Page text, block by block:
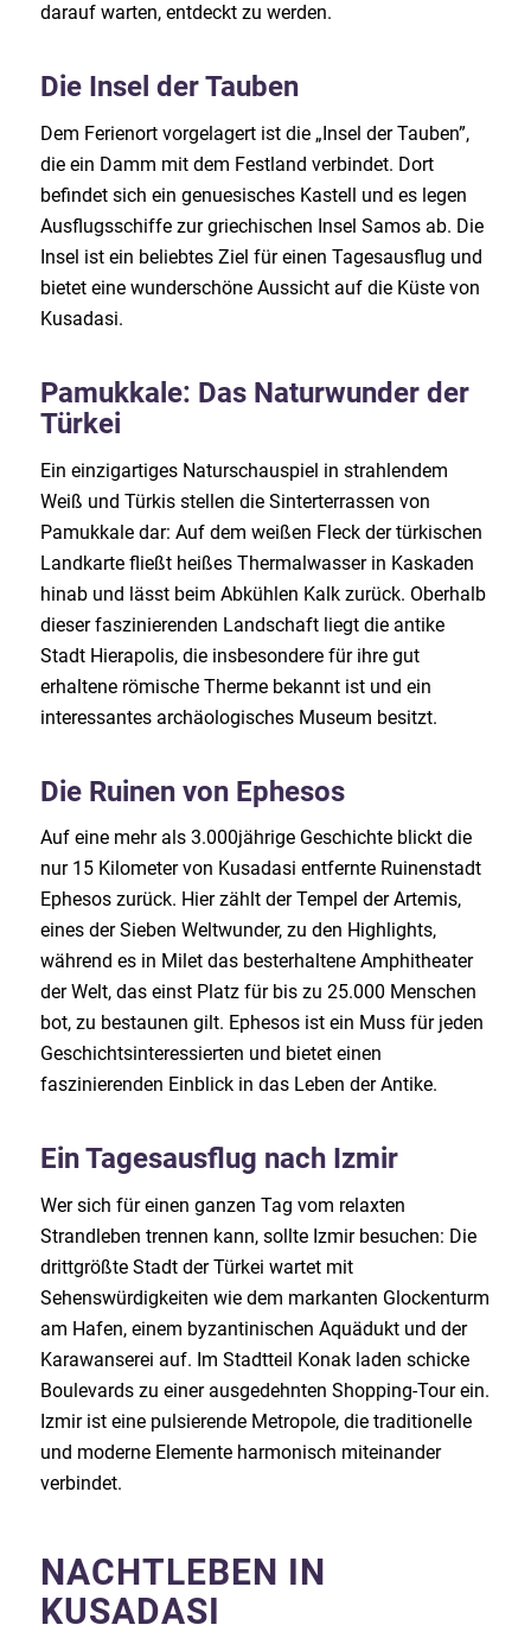
darauf warten, entdeckt zu werden.
Die Insel der Tauben
Dem Ferienort vorgelagert ist die „Insel der Tauben”,
die ein Damm mit dem Festland verbindet. Dort
befindet sich ein genuesisches Kastell und es legen
Ausflugsschiffe zur griechischen Insel Samos ab. Die
Insel ist ein beliebtes Ziel für einen Tagesausflug und
bietet eine wunderschöne Aussicht auf die Küste von
Kusadasi.
Pamukkale: Das Naturwunder der
Türkei
Ein einzigartiges Naturschauspiel in strahlendem
Weiß und Türkis stellen die Sinterterrassen von
Pamukkale dar: Auf dem weißen Fleck der türkischen
Landkarte fließt heißes Thermalwasser in Kaskaden
hinab und lässt beim Abkühlen Kalk zurück. Oberhalb
dieser faszinierenden Landschaft liegt die antike
Stadt Hierapolis, die insbesondere für ihre gut
erhaltene römische Therme bekannt ist und ein
interessantes archäologisches Museum besitzt.
Die Ruinen von Ephesos
Auf eine mehr als 3.000jährige Geschichte blickt die
nur 15 Kilometer von Kusadasi entfernte Ruinenstadt
Ephesos zurück. Hier zählt der Tempel der Artemis,
eines der Sieben Weltwunder, zu den Highlights,
während es in Milet das besterhaltene Amphitheater
der Welt, das einst Platz für bis zu 25.000 Menschen
bot, zu bestaunen gilt. Ephesos ist ein Muss für jeden
Geschichtsinteressierten und bietet einen
faszinierenden Einblick in das Leben der Antike.
Ein Tagesausflug nach Izmir
Wer sich für einen ganzen Tag vom relaxten
Strandleben trennen kann, sollte Izmir besuchen: Die
drittgrößte Stadt der Türkei wartet mit
Sehenswürdigkeiten wie dem markanten Glockenturm
am Hafen, einem byzantinischen Aquädukt und der
Karawanserei auf. Im Stadtteil Konak laden schicke
Boulevards zu einer ausgedehnten Shopping-Tour ein.
Izmir ist eine pulsierende Metropole, die traditionelle
und moderne Elemente harmonisch miteinander
verbindet.
NACHTLEBEN IN
KUSADASI